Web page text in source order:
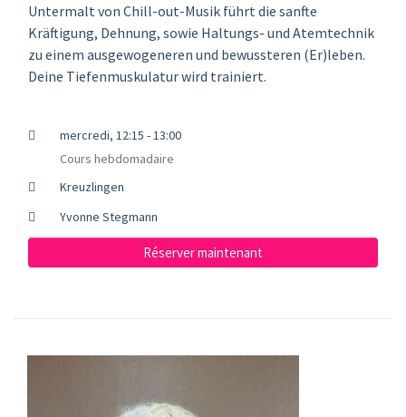
Untermalt von Chill-out-Musik führt die sanfte
Kräftigung, Dehnung, sowie Haltungs- und Atemtechnik
zu einem ausgewogeneren und bewussteren (Er)leben.
Deine Tiefenmuskulatur wird trainiert.
mercredi, 12:15 - 13:00
Cours hebdomadaire
Kreuzlingen
Yvonne Stegmann
Réserver maintenant